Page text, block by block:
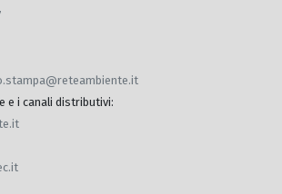
e i canali distributivi: